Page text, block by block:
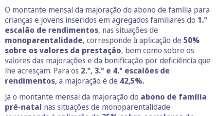
O montante mensal da majoração do abono de família para
crianças e jovens inseridos em agregados familiares do 1.º
escalão de rendimentos, nas situações de
monoparentalidade, corresponde à aplicação de 50%
sobre os valores da prestação, bem como sobre os
valores das majorações e da bonificação por deficiência que
lhe acresçam. Para os 2.º, 3.º e 4.º escalões de
rendimentos, a majoração é de 42,5%.
Já o montante mensal da majoração do abono de família
pré-natal nas situações de monoparentalidade